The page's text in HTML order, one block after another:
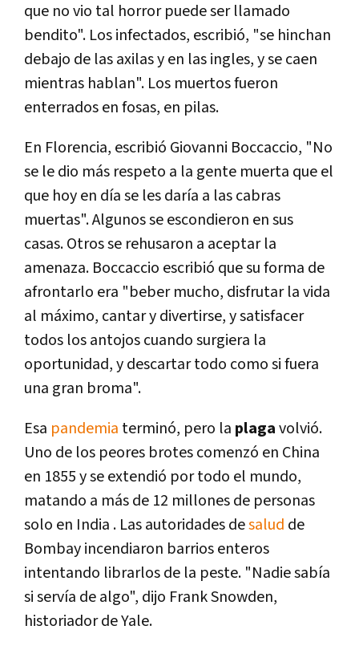
que no vio tal horror puede ser llamado
bendito". Los infectados, escribió, "se hinchan
debajo de las axilas y en las ingles, y se caen
mientras hablan". Los muertos fueron
enterrados en fosas, en pilas.
En Florencia, escribió Giovanni Boccaccio, "No
se le dio más respeto a la gente muerta que el
que hoy en día se les daría a las cabras
muertas". Algunos se escondieron en sus
casas. Otros se rehusaron a aceptar la
amenaza. Boccaccio escribió que su forma de
afrontarlo era "beber mucho, disfrutar la vida
al máximo, cantar y divertirse, y satisfacer
todos los antojos cuando surgiera la
oportunidad, y descartar todo como si fuera
una gran broma".
Esa pandemia terminó, pero la plagavolvió.
Uno de los peores brotes comenzó en China
en 1855 y se extendió por todo el mundo,
matando a más de 12 millones de personas
solo en India . Las autoridades desalud de
Bombay incendiaron barrios enteros
intentando librarlos de la peste. "Nadie sabía
si servía de algo", dijo Frank Snowden,
historiador de Yale.